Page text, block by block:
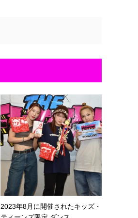
2023年8月に開催されたキッズ・